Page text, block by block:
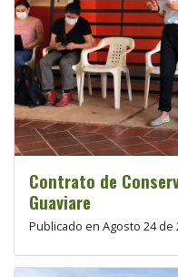
Contrato de
Guaviare
Publicado en Agosto 24 de